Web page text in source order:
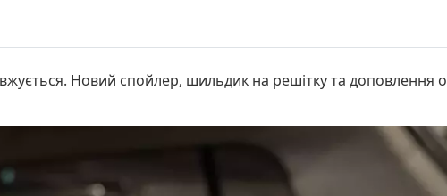
Новий спойлер, шильдик на решітку та доповлення